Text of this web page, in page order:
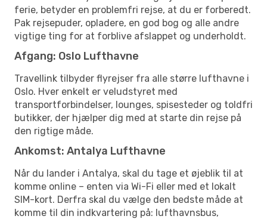
ferie, betyder en problemfri rejse, at du er forberedt.
Pak rejsepuder, opladere, en god bog og alle andre
vigtige ting for at forblive afslappet og underholdt.
Afgang: Oslo Lufthavne
Travellink tilbyder flyrejser fra alle større lufthavne i
Oslo. Hver enkelt er veludstyret med
transportforbindelser, lounges, spisesteder og toldfri
butikker, der hjælper dig med at starte din rejse på
den rigtige måde.
Ankomst: Antalya Lufthavne
Når du lander i Antalya, skal du tage et øjeblik til at
komme online – enten via Wi-Fi eller med et lokalt
SIM-kort. Derfra skal du vælge den bedste måde at
komme til din indkvartering på: lufthavnsbus,